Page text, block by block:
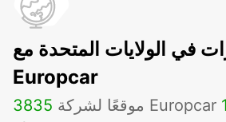
في الولايات المتحدة مع
Europcar
3835